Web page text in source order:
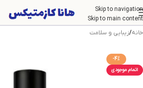
Skip to navigation
Skip to main content
خانه/زیبایی و سلامت
-4%
اتمام موجودی